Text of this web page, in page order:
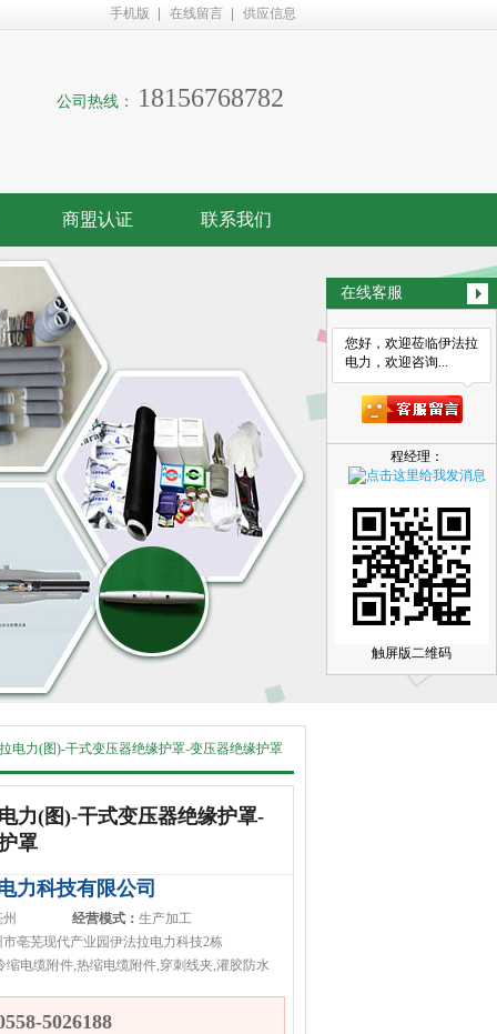
在线客服
您好，欢迎莅临伊法拉
电力，欢迎咨询...
程经理：
触屏版二维码
手机版 在线留言 供应信息
公司热线： 18156768782
商盟认证 联系我们
电力(图)-干式变压器绝缘护罩-变压器绝缘护罩
力(图)-干式变压器绝缘护罩-
罩
力科技有限公司
经营模式： 生产加工
亳芜现代产业园伊法拉电力科技2栋
缩电缆附件,热缩电缆附件,穿刺线夹,灌胶防水
5026188